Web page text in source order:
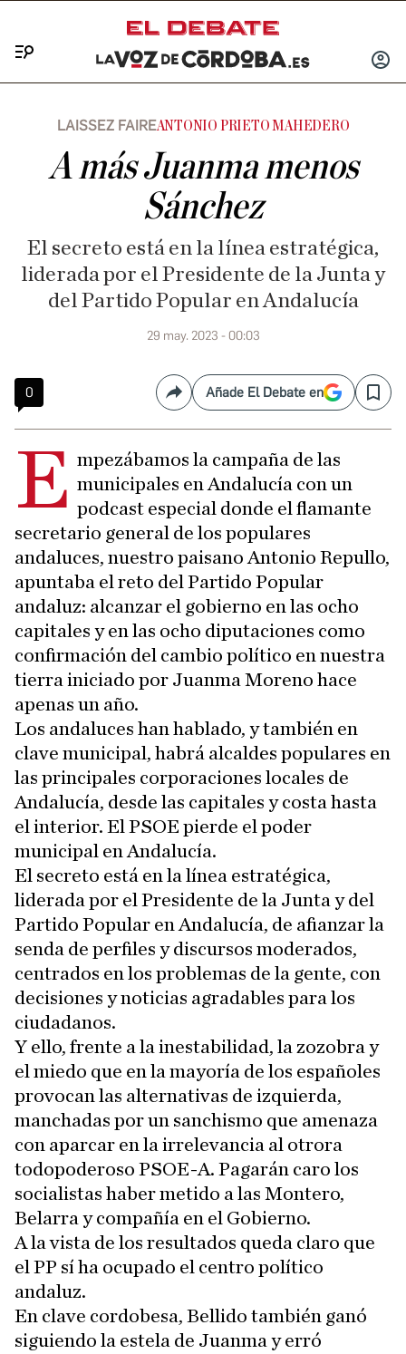
INICIAR
LAISSEZ FAIREANTONIO PRIETO MAHEDERO
A más Juanma menos
Sánchez
El secreto está en la línea estratégica,
liderada por el Presidente de la Junta y
del Partido Popular en Andalucía
29 may. 2023 - 00:03
0 CompartirAñade El Debate en Save
E mpezábamos la campaña de las
municipales en Andalucía con un
podcast especial donde el flamante
secretario general de los populares
andaluces, nuestro paisano Antonio Repullo,
apuntaba el reto del Partido Popular
andaluz: alcanzar el gobierno en las ocho
capitales y en las ocho diputaciones como
confirmación del cambio político en nuestra
tierra iniciado por Juanma Moreno hace
apenas un año.
Los andaluces han hablado, y también en
clave municipal, habrá alcaldes populares en
las principales corporaciones locales de
Andalucía, desde las capitales y costa hasta
el interior. El PSOE pierde el poder
municipal en Andalucía.
El secreto está en la línea estratégica,
liderada por el Presidente de la Junta y del
Partido Popular en Andalucía, de afianzar la
senda de perfiles y discursos moderados,
centrados en los problemas de la gente, con
decisiones y noticias agradables para los
ciudadanos.
Y ello, frente a la inestabilidad, la zozobra y
el miedo que en la mayoría de los españoles
provocan las alternativas de izquierda,
manchadas por un sanchismo que amenaza
con aparcar en la irrelevancia al otrora
todopoderoso PSOE-A. Pagarán caro los
socialistas haber metido a las Montero,
Belarra y compañía en el Gobierno.
A la vista de los resultados queda claro que
el PP sí ha ocupado el centro político
andaluz.
En clave cordobesa, Bellido también ganó
siguiendo la estela de Juanma y erró